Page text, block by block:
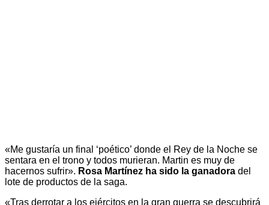
«Me gustaría un final ‘poético’ donde el Rey de la Noche se
sentara en el trono y todos murieran. Martin es muy de
hacernos sufrir». Rosa Martínez ha sido la ganadora del
lote de productos de la saga.
«Tras derrotar a los ejércitos en la gran guerra se descubrirá